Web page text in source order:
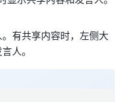
有共享内容时，左侧大
人。